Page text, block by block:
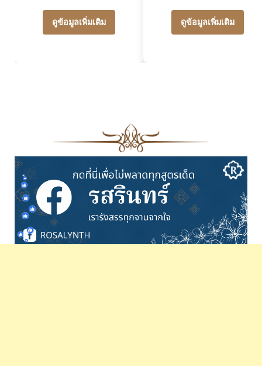
ดูข้อมูลเพิ่มเติม ดูข้อมูลเพิ่มเติม